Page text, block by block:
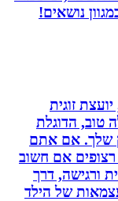
נושאים!
זוגית
הדוגלת
שלך. אם אתם
אם חשוב
דרך
של הילד